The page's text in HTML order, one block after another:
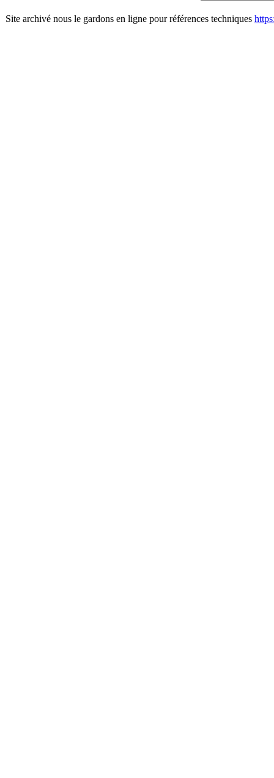
Site archivé nous le gardons en ligne pour références techniques